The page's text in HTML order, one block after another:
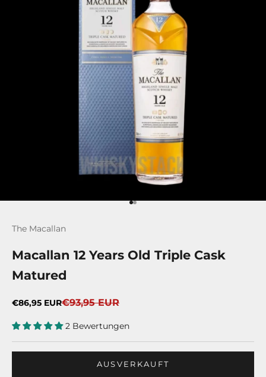
Gehe zu Element 1
Gehe zu Element 2
The Macallan
Macallan 12 Years Old Triple Cask
Matured
Angebot
€86,95 EURRegulärer Preis
€93,95 EUR
2 Bewertungen
AUSVERKAUFT